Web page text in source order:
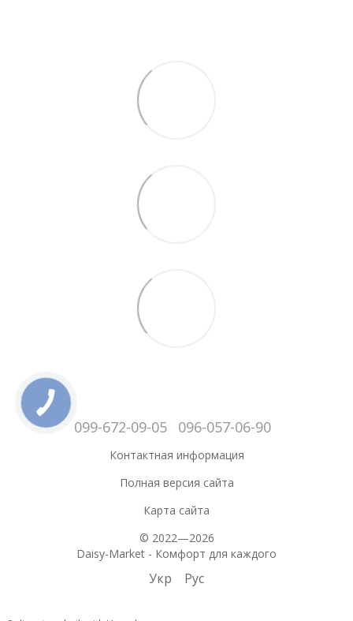
099-672-09-05 096-057-06-90
Контактная информация
Полная версия сайта
Карта сайта
© 2022—2026
Daisy-Market - Комфорт для каждого
Укр Рус